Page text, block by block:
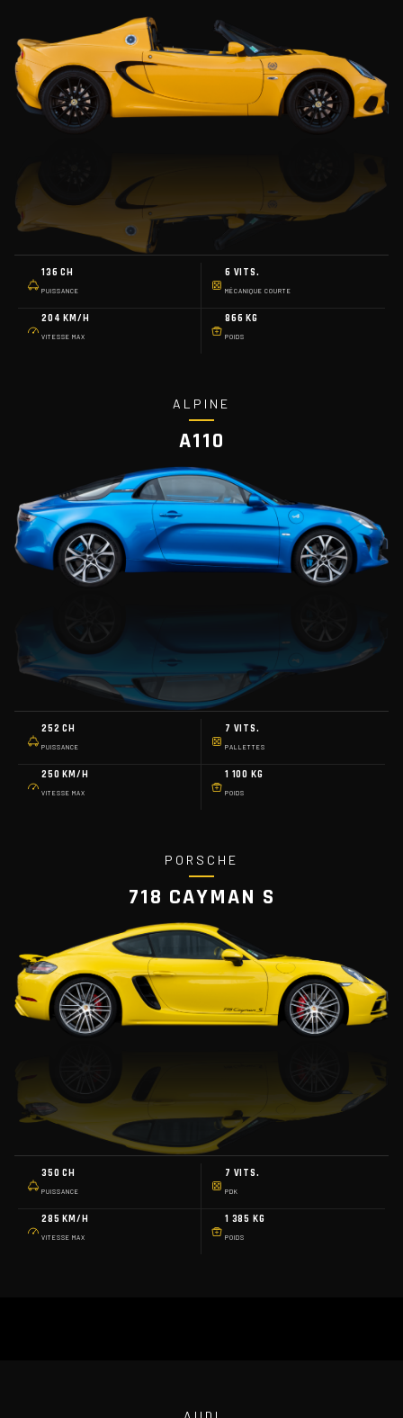
136 CH
PUISSANCE
6 VITS.
MÉCANIQUE COURTE
204 KM/H
VITESSE MAX
866 KG
POIDS
ALPINE
A110
252 CH
PUISSANCE
7 VITS.
PALLETTES
250 KM/H
VITESSE MAX
1 100 KG
POIDS
PORSCHE
718 CAYMAN S
350 CH
PUISSANCE
7 VITS.
PDK
285 KM/H
VITESSE MAX
1 385 KG
POIDS